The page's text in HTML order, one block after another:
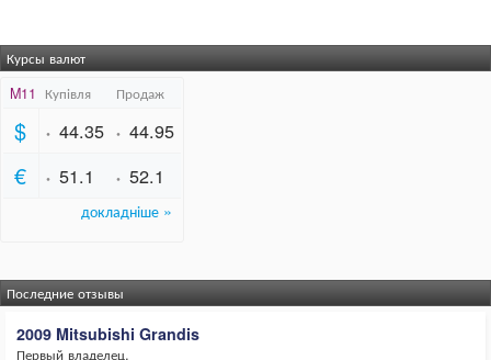
Курсы валют
Последние отзывы
2009 Mitsubishi Grandis
Первый владелец.